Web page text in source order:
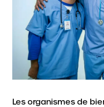
Les organismes de